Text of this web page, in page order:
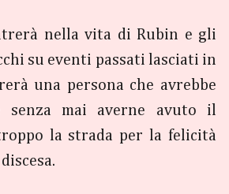
nella vita di Rubin e gli
su eventi passati lasciati in
una persona che avrebbe
senza mai averne avuto il
la strada per la felicità